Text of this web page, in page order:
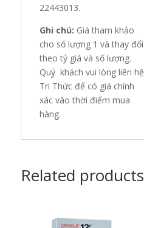
22443013.
Ghi chú: Giá tham khảo
cho số lượng 1 và thay đổi
theo tỷ giá và số lượng.
Quý khách vui lòng liên hệ
Tri Thức để có giá chính
xác vào thời điểm mua
hàng.
Related products